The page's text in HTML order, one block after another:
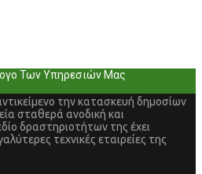
Των Υπηρεσιών Μας
την κατασκευή δημοσίων
σταθερά ανοδική και
δραστηριοτήτων της έχει
τεχνικές εταιρείες της